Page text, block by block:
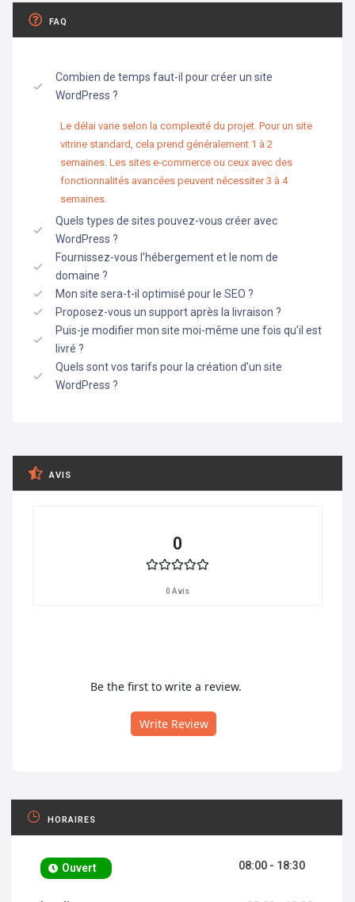
FAQ
Combien de temps faut-il pour créer un site
WordPress ?
Le délai varie selon la complexité du projet. Pour un site
vitrine standard, cela prend généralement 1 à 2
semaines. Les sites e-commerce ou ceux avec des
fonctionnalités avancées peuvent nécessiter 3 à 4
semaines.
Quels types de sites pouvez-vous créer avec
WordPress ?
Fournissez-vous l’hébergement et le nom de
domaine ?
Mon site sera-t-il optimisé pour le SEO ?
Proposez-vous un support après la livraison ?
Puis-je modifier mon site moi-même une fois qu’il est
livré ?
Quels sont vos tarifs pour la création d’un site
WordPress ?
AVIS
0
0 Avis
Be the first to write a review.
Write Review
HORAIRES
Ouvert 08:00 - 18:30